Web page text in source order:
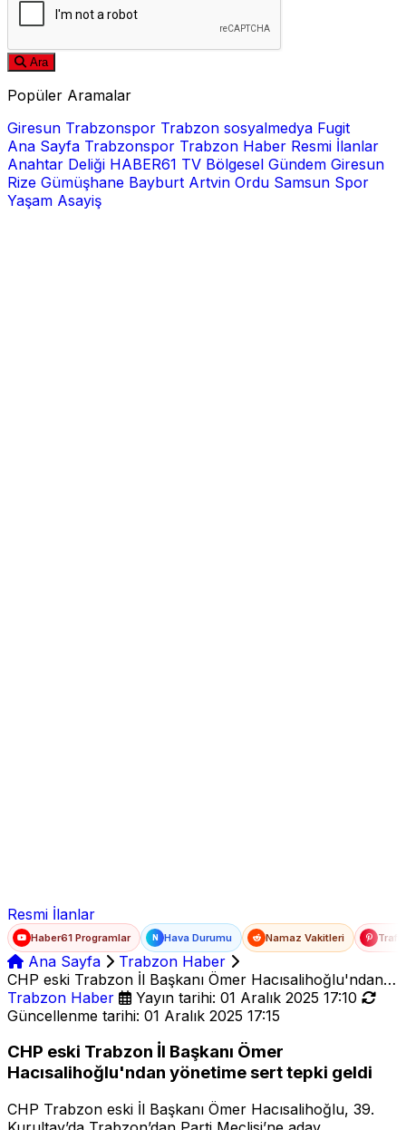
Ara
Popüler Aramalar
Giresun Trabzonspor Trabzon sosyalmedya Fugit
Ana Sayfa Trabzonspor Trabzon Haber Resmi İlanlar
Anahtar Deliği HABER61 TV Bölgesel Gündem Giresun
Rize Gümüşhane Bayburt Artvin Ordu Samsun Spor
Yaşam Asayiş
Resmi İlanlar
Haber61 Programlar N Hava Durumu Namaz Vakitleri
Ana Sayfa
Trabzon Haber
CHP eski Trabzon İl Başkanı Ömer Hacısalihoğlu'ndan
yönetime sert tepki geldi
Trabzon Haber
Yayın tarihi: 01 Aralık 2025 17:10
Güncellenme tarihi: 01 Aralık 2025 17:15
CHP eski Trabzon İl Başkanı Ömer
Hacısalihoğlu'ndan yönetime sert tepki geldi
CHP Trabzon eski İl Başkanı Ömer Hacısalihoğlu, 39.